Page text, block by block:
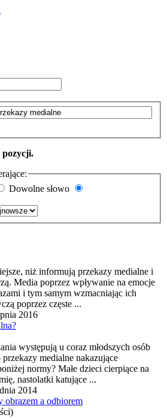
pozycji.
Dowolne słowo
niż informują przekazy medialne i
Media poprzez wpływanie na emocje
i tym samym wzmacniając ich
poprzez częste ...
2016
występują u coraz młodszych osób
przekazy medialne nakazujące
normy? Małe dzieci cierpiące na
nastolatki katujące ...
2014
obrazem a odbiorem